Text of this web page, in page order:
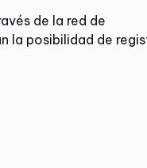
de la red de
la posibilidad de